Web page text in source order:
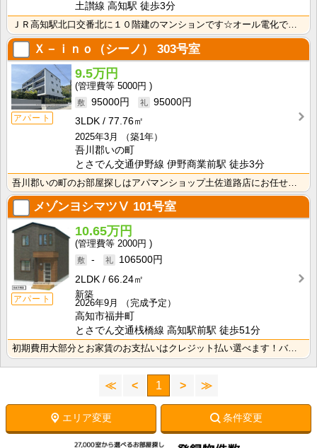
土讃線 高知駅 徒歩3分
Ｘ－ｉｎｏ（シーノ） 303号室
アパート
9.5万円
5000円
95000円
95000円
3LDK
77.76㎡
2025年3月
（築1年）
吾川郡いの町
とさでん交通伊野線 伊野商業前駅 徒歩3分
メゾンヨシマツⅤ 101号室
アパート
10.65万円
2000円
-
106500円
2LDK
66.24㎡
新築
2026年9月
（完成予定）
高知市福井町
とさでん交通桟橋線 高知駅前駅 徒歩51分
初期費用大部分とお家賃のお支払いはクレジット払い選べます！バス・トイレ別なので、ゆったり湯船に浸かれ･･･
≪ < 1 > ≫
エリア変更 条件変更